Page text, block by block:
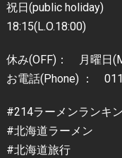
祝日(public holiday)
18:15(L.O.18:00)
休み(OFF)： 月曜日
お電話(Phone) ：
#214ラーメンランキ
#北海道ラーメン
#北海道旅行